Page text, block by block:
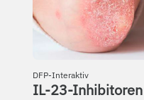
DFP-Interaktiv
IL-23-